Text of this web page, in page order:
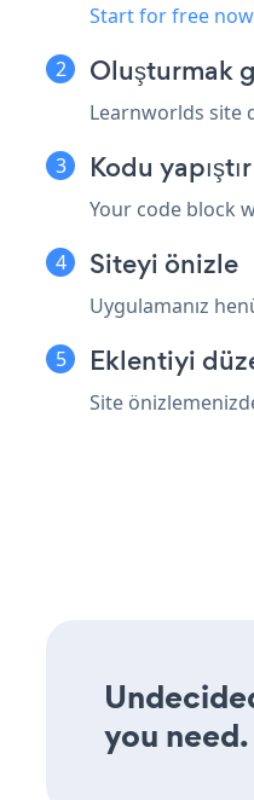
Start for free now
Oluşturmak
Learnworlds site
Kodu yapıştır
Your code block
Siteyi önizle
Uygulamanız
Eklentiyi
Site
you need.